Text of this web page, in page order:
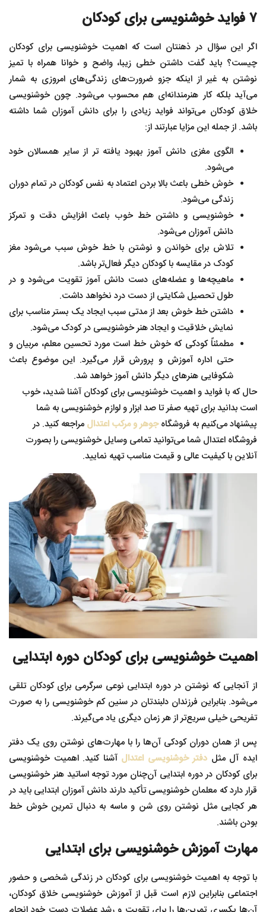
۷ فواید خوشنویسی برای کودکان
اگر این سؤال در ذهنتان است که اهمیت خوشنویسی برای کودکان
چیست؟ باید گفت داشتن خطی زیبا، واضح و خوانا همراه با تمیز
نوشتن به غیر از اینکه جزو ضرورت‌های زندگی‌های امروزی به شمار
می‌آید بلکه کار هنرمندانه‌ای هم محسوب می‌شود‌. چون خوشنویسی
خلاق کودکان می‌تواند فواید زیادی را برای دانش آموزان شما داشته
باشد. از جمله این مزایا عبارتند از:
الگوی مغزی دانش آموز بهبود یافته تر از سایر همسالان خود
می‌شود‌.
خوش خطی باعث بالا بردن اعتماد به نفس کودکان در تمام دوران
زندگی می‌شود.‌
خوشنویسی و داشتن خط خوب باعث افزایش دقت و تمرکز
دانش آموزان می‌شود.
تلاش برای خواندن و نوشتن با خط خوش سبب می‌شود مغز
کودک در مقایسه با کودکان دیگر فعال‌تر باشد.
ماهیچه‌ها و عضله‌های دست دانش آموز تقویت می‌شود و در
طول تحصیل شکایتی از دست درد نخواهد داشت.
داشتن خط خوش بعد از مدتی سبب ایجاد یک بستر مناسب برای
نمایش خلاقیت و ایجاد هنر خوشنویسی در کودک می‌شود.
مطمئناً کودکی که خوش خط است مورد تحسین معلم، مربیان و
حتی اداره آموزش و پرورش قرار می‌گیرد. این موضوع باعث
شکوفایی هنرهای دیگر دانش آموز خواهد شد.
حال که با فواید و اهمیت خوشنویسی برای کودکان آشنا شدید، خوب
است بدانید برای تهیه صفر تا صد ابزار و لوازم خوشنویسی به شما
پیشنهاد می‌‌کنیم به فروشگاهجوهر و مرکب اعتدال مراجعه کنید. در
فروشگاه اعتدال شما می‌توانید تمامی وسایل خوشنویسی را بصورت
آنلاین با کیفیت عالی و قیمت مناسب تهیه نمایید.
اهمیت خوشنویسی برای کودکان دوره ابتدایی
از آنجایی که نوشتن در دوره ابتدایی نوعی سرگرمی برای کودکان تلقی
می‌شود. بنابراین فرزندان دلبندتان در سنین کم خوشنویسی را به صورت
تفریحی خیلی سریع‌تر از هر زمان دیگری یاد می‌گیرند.
پس از همان دوران کودکی آن‌ها را با مهارت‌های نوشتن روی یک دفتر
ایده آل مثل دفتر خوشنویسی اعتدال آشنا کنید. اهمیت خوشنویسی
برای کودکان در دوره ابتدایی آن‌چنان مورد توجه اساتید هنر خوشنویسی
قرار دارد که معلمان خوشنویسی تأکید دارند دانش آموزان ابتدایی باید در
هر کجایی مثل نوشتن روی شن و ماسه به دنبال تمرین خوش خط
بودن باشند.
مهارت آموزش خوشنویسی برای ابتدایی
با توجه به اهمیت خوشنویسی برای کودکان در زندگی شخصی و حضور
اجتماعی بنابراین لازم است قبل از آموزش خوشنویسی خلاق کودکان،